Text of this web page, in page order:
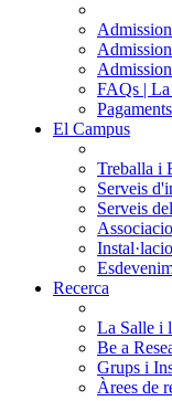
FAQs | La
El Campus
Treballa i
Serveis
Serveis
Recerca
La Salle i
Be a
Grups i
Àrees de